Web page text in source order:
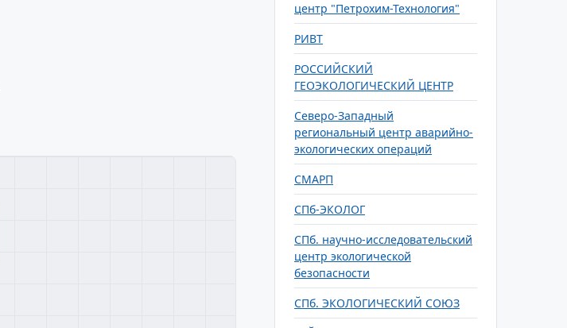
центр "Петрохим-Технология"
РИВТ
РОССИЙСКИЙ
ГЕОЭКОЛОГИЧЕСКИЙ ЦЕНТР
Северо-Западный
региональный центр аварийно-
экологических операций
СМАРП
СПб-ЭКОЛОГ
СПб. научно-исследовательский
центр экологической
безопасности
СПб. ЭКОЛОГИЧЕСКИЙ СОЮЗ